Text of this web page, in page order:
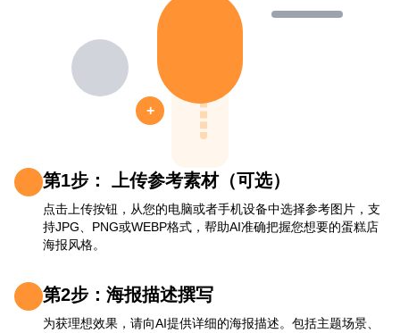
+
第1步： 上传参考素材（可选）
点击上传按钮，从您的电脑或者手机设备中选择参考图片，支
持JPG、PNG或WEBP格式，帮助AI准确把握您想要的蛋糕店
海报风格。
第2步：海报描述撰写
为获理想效果，请向AI提供详细的海报描述。包括主题场景、